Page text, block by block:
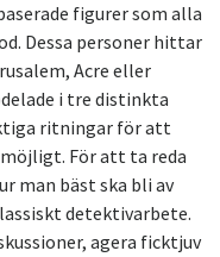
figurer som alla
Dessa personer hittar
Acre eller
i tre distinkta
ritningar för att
För att ta reda
man bäst ska bli av
detektivarbete.
agera ficktjuv